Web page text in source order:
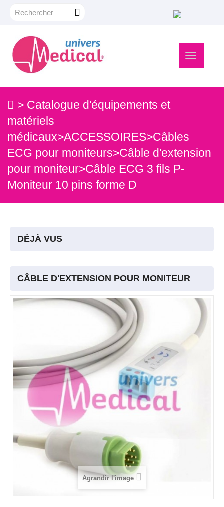
Navigation
> Catalogue d'équipements et
matériels
médicaux>ACCESSOIRES>Câbles
ECG pour moniteurs>Câble d'extension
pour moniteur>Câble ECG 3 fils P-
Moniteur 10 pins forme D
DÉJÀ VUS
CÂBLE D'EXTENSION POUR MONITEUR
Agrandir l'image